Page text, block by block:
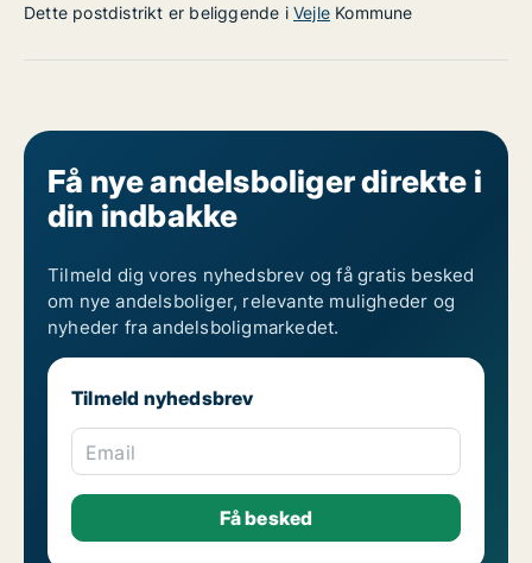
Dette postdistrikt er beliggende i Vejle Kommune
Få nye andelsboliger direkte i
din indbakke
Tilmeld dig vores nyhedsbrev og få gratis besked
om nye andelsboliger, relevante muligheder og
nyheder fra andelsboligmarkedet.
Tilmeld nyhedsbrev
Email